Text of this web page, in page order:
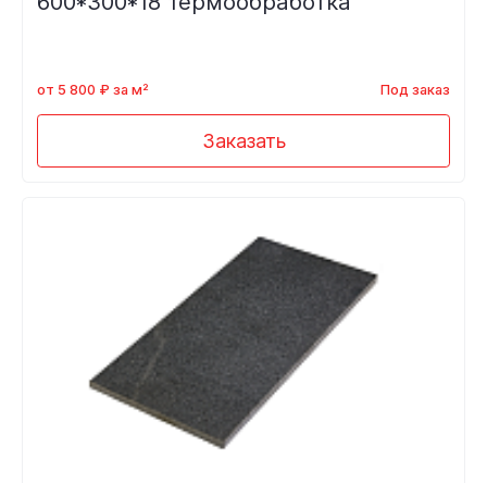
от 5 800 ₽ за м² Под заказ
Заказать